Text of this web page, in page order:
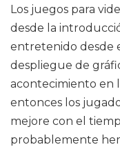
Los juegos para
desde la
entretenido desde
despliegue de
acontecimiento en
entonces los
mejore con el
probablemente